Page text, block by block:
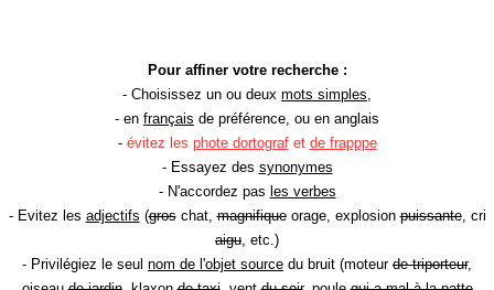
Pour affiner votre recherche :
- Choisissez un ou deux mots simples,
- en français de préférence, ou en anglais
- évitez les phote dortografet de frapppe
- Essayez des synonymes
- N'accordez pas les verbes
- Evitez les adjectifs (groschat,magnifiqueorage, explosionpuissante, cri
aigu, etc.)
- Privilégiez le seul nom de l'objet source du bruit (moteur de triporteur,